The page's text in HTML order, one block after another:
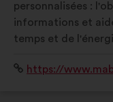
personnalisées :
informations et
temps et de
Interneto
https://